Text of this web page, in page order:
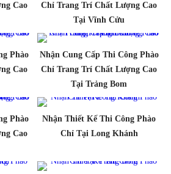
Cao
Chỉ Trang Trí Chất Lượng Cao
Tại Vĩnh Cửu
Phào
Cao
Nhận Cung Cấp Thi Công Phào
Chỉ Trang Trí Chất Lượng Cao
Tại Trảng Bom
Phào
Cao
Nhận Thiết Kế Thi Công Phào
Chỉ Tại Long Khánh